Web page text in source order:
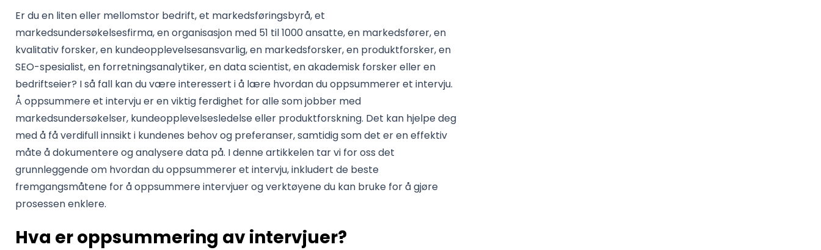
Er du en liten eller mellomstor bedrift, et markedsføringsbyrå, et
markedsundersøkelsesfirma, en organisasjon med 51 til 1000 ansatte, en markedsfører, en
kvalitativ forsker, en kundeopplevelsesansvarlig, en markedsforsker, en produktforsker, en
SEO-spesialist, en forretningsanalytiker, en data scientist, en akademisk forsker eller en
bedriftseier? I så fall kan du være interessert i å lære hvordan du oppsummerer et intervju.
Å oppsummere et intervju er en viktig ferdighet for alle som jobber med
markedsundersøkelser, kundeopplevelsesledelse eller produktforskning. Det kan hjelpe deg
med å få verdifull innsikt i kundenes behov og preferanser, samtidig som det er en effektiv
måte å dokumentere og analysere data på. I denne artikkelen tar vi for oss det
grunnleggende om hvordan du oppsummerer et intervju, inkludert de beste
fremgangsmåtene for å oppsummere intervjuer og verktøyene du kan bruke for å gjøre
prosessen enklere.
Hva er oppsummering av intervjuer?